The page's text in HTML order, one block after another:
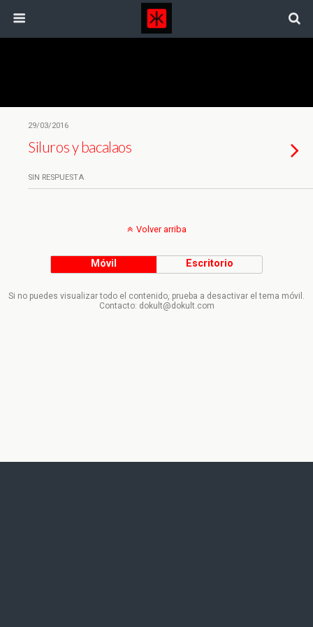
29/03/2016
Siluros y bacalaos
SIN RESPUESTA
Volver arriba
Móvil Escritorio
Si no puedes visualizar todo el contenido, prueba a desactivar el tema móvil.
Contacto: dokult@dokult.com